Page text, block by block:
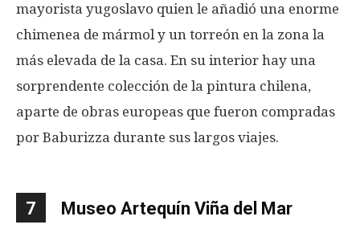
mayorista yugoslavo quien le añadió una enorme
chimenea de mármol y un torreón en la zona la
más elevada de la casa. En su interior hay una
sorprendente colección de la pintura chilena,
aparte de obras europeas que fueron compradas
por Baburizza durante sus largos viajes.
7 Museo Artequín Viña del Mar